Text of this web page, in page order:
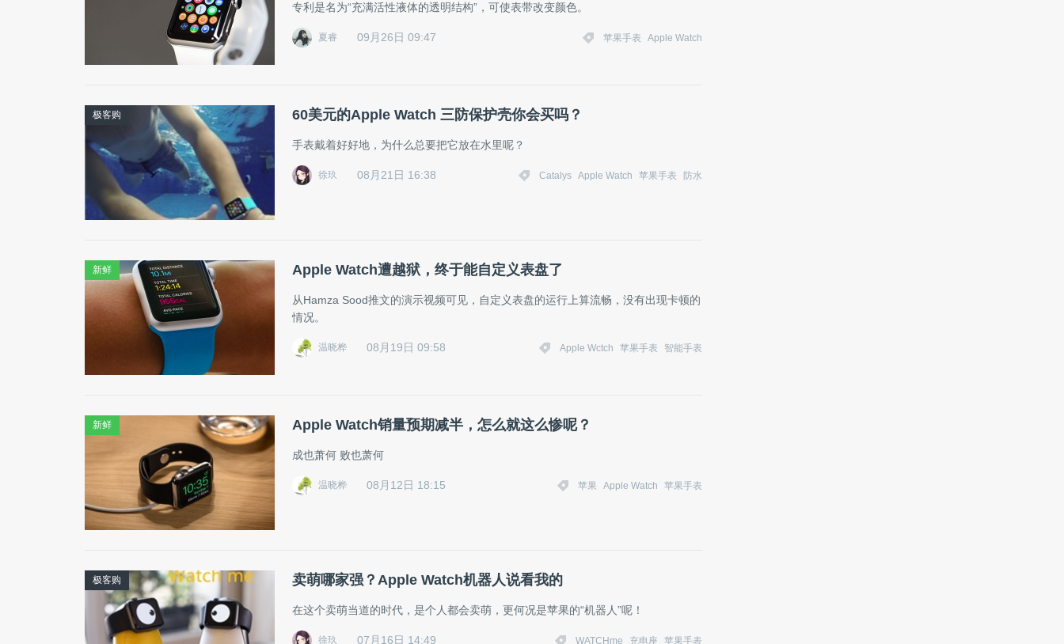
专利是名为“充满活性液体的透明结构”，可使表带改变颜色。
夏睿 09月26日 09:47 苹果手表 Apple Watch
极客购 60美元的Apple Watch 三防保护壳你会买吗？
手表戴着好好地，为什么总要把它放在水里呢？
徐玖 08月21日 16:38 Catalys Apple Watch 苹果手表 防水
新鲜 Apple Watch遭越狱，终于能自定义表盘了
从Hamza Sood推文的演示视频可见，自定义表盘的运行上算流畅，没有出现卡顿的
情况。
温晓桦 08月19日 09:58 Apple Wctch 苹果手表 智能手表
新鲜 Apple Watch销量预期减半，怎么就这么惨呢？
成也萧何 败也萧何
温晓桦 08月12日 18:15 苹果 Apple Watch 苹果手表
极客购 卖萌哪家强？Apple Watch机器人说看我的
在这个卖萌当道的时代，是个人都会卖萌，更何况是苹果的“机器人”呢！
徐玖 07月16日 14:49 WATCHme 充电座 苹果手表